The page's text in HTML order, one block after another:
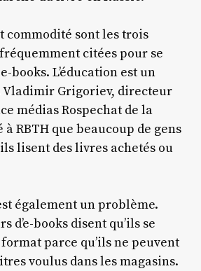
commodité sont les trois
citées pour se
books. L’éducation est un
Vladimir Grigoriev, directeur
médias Rospechat de la
à RBTH que beaucoup de gens
lisent des livres achetés ou
également un problème.
d’e-books disent qu’ils se
parce qu’ils ne peuvent
voulus dans les magasins.